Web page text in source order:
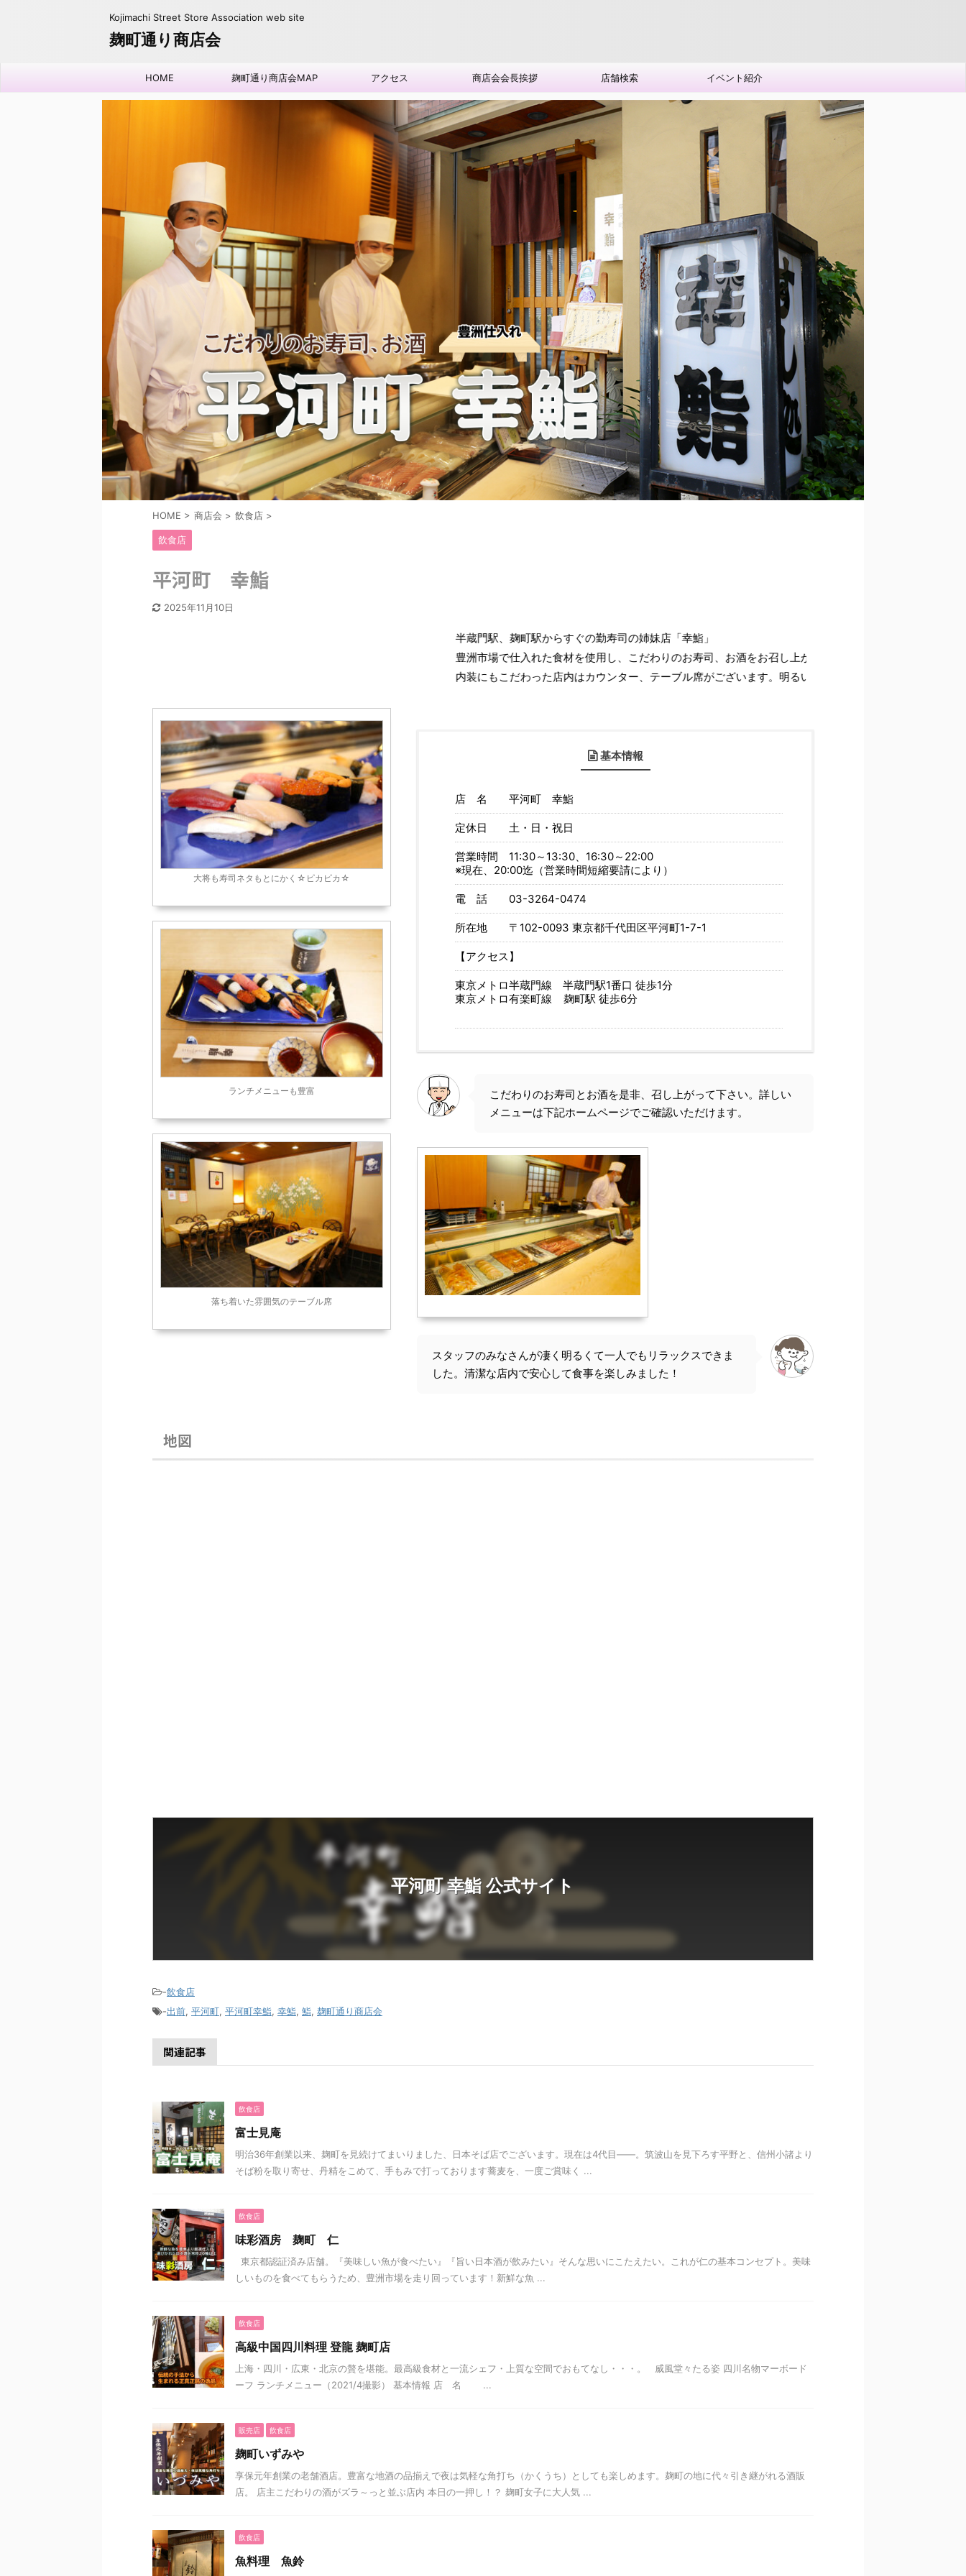
Kojimachi Street Store Association web site
麹町通り商店会
HOME 麹町通り商店会MAP アクセス 商店会会長挨拶 店舗検索 イベント紹介
HOME > 商店会 > 飲食店 >
飲食店
平河町 幸鮨
2025年11月10日
半蔵門駅、麹町駅からすぐの勤寿司の姉妹店「幸鮨」
豊洲市場で仕入れた食材を使用し、こだわりのお寿司、お酒をお召し上がりいただけます。
内装にもこだわった店内はカウンター、テーブル席がございます。明るいスタッフ一同でお客様のご来店をお待ちしており
大将も寿司ネタもとにかく☆ピカピカ☆
ランチメニューも豊富
落ち着いた雰囲気のテーブル席
基本情報
店 名 平河町 幸鮨
定休日 土・日・祝日
営業時間 11:30～13:30、16:30～22:00
※現在、20:00迄（営業時間短縮要請により）
電 話 03-3264-0474
所在地 〒102-0093 東京都千代田区平河町1-7-1
【アクセス】
東京メトロ半蔵門線 半蔵門駅1番口 徒歩1分
東京メトロ有楽町線    麹町駅 徒歩6分
こだわりのお寿司とお酒を是非、召し上がって下さい。詳しい
メニューは下記ホームページでご確認いただけます。
スタッフのみなさんが凄く明るくて一人でもリラックスできま
した。清潔な店内で安心して食事を楽しみました！
地図
平河町 幸鮨 公式サイト
-飲食店
-出前, 平河町, 平河町幸鮨, 幸鮨, 鮨, 麹町通り商店会
関連記事
飲食店
富士見庵
明治36年創業以来、麹町を見続けてまいりました、日本そば店でございます。現在は4代目――。筑波山を見下ろす平野と、信州小諸より
そば粉を取り寄せ、丹精をこめて、手もみで打っております蕎麦を、一度ご賞味く ...
飲食店
味彩酒房 麹町 仁
東京都認証済み店舗。『美味しい魚が食べたい』『旨い日本酒が飲みたい』そんな思いにこたえたい。これが仁の基本コンセプト。美味
しいものを食べてもらうため、豊洲市場を走り回っています！新鮮な魚 ...
飲食店
高級中国四川料理 登龍 麹町店
上海・四川・広東・北京の贅を堪能。最高級食材と一流シェフ・上質な空間でおもてなし・・・。 威風堂々たる姿 四川名物マーボード
ーフ ランチメニュー（2021/4撮影） 基本情報 店 名 ...
販売店 飲食店
麹町いずみや
享保元年創業の老舗酒店。豊富な地酒の品揃えで夜は気軽な角打ち（かくうち）としても楽しめます。麹町の地に代々引き継がれる酒販
店。 店主こだわりの酒がズラ～っと並ぶ店内 本日の一押し！？ 麹町女子に大人気 ...
飲食店
魚料理 魚鈴